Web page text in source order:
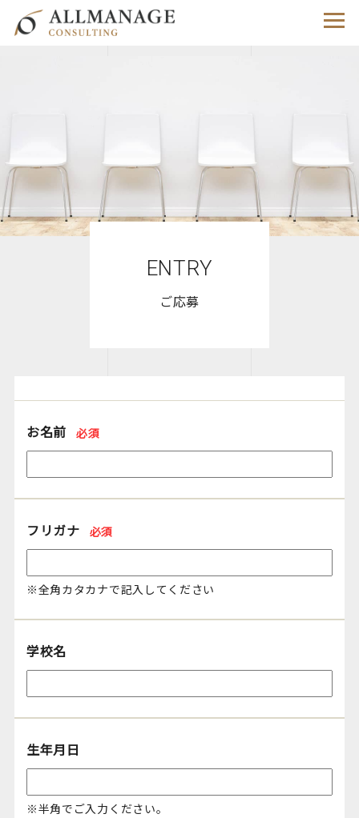
ENTRY
ご応募
お名前 必須
フリガナ 必須
※全角カタカナで記入してください
学校名
生年月日
※半角でご入力ください。